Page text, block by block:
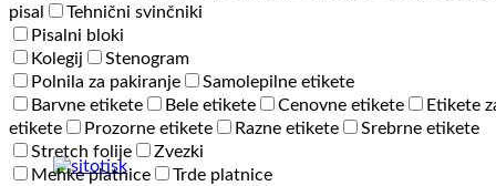
pisal
Tehnični svinčniki
Pisalni bloki
Kolegij
Stenogram
Polnila za pakiranje
Samolepilne etikete
Barvne etikete
Bele etikete Cenovne etikete Etikete
etikete
Prozorne etikete Razne etikete
Srebrne etikete
Stretch folije
Zvezki
Mehke platnice
Trde platnice